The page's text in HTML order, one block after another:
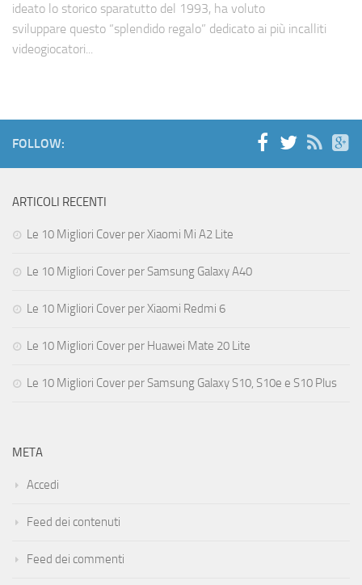
ideato lo storico sparatutto del 1993, ha voluto
sviluppare questo “splendido regalo” dedicato ai più incalliti
videogiocatori...
FOLLOW:
ARTICOLI RECENTI
Le 10 Migliori Cover per Xiaomi Mi A2 Lite
Le 10 Migliori Cover per Samsung Galaxy A40
Le 10 Migliori Cover per Xiaomi Redmi 6
Le 10 Migliori Cover per Huawei Mate 20 Lite
Le 10 Migliori Cover per Samsung Galaxy S10, S10e e S10 Plus
META
Accedi
Feed dei contenuti
Feed dei commenti